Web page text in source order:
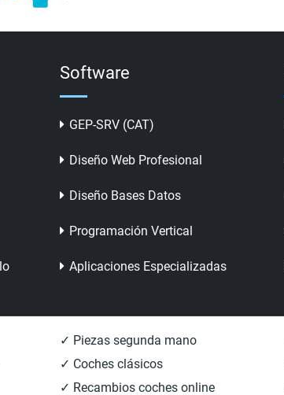
Software
GEP-SRV (CAT)
Diseño Web Profesional
Diseño Bases Datos
Programación Vertical
Aplicaciones Especializadas
✓ Piezas segunda mano
✓ Coches clásicos
✓ Recambios coches online